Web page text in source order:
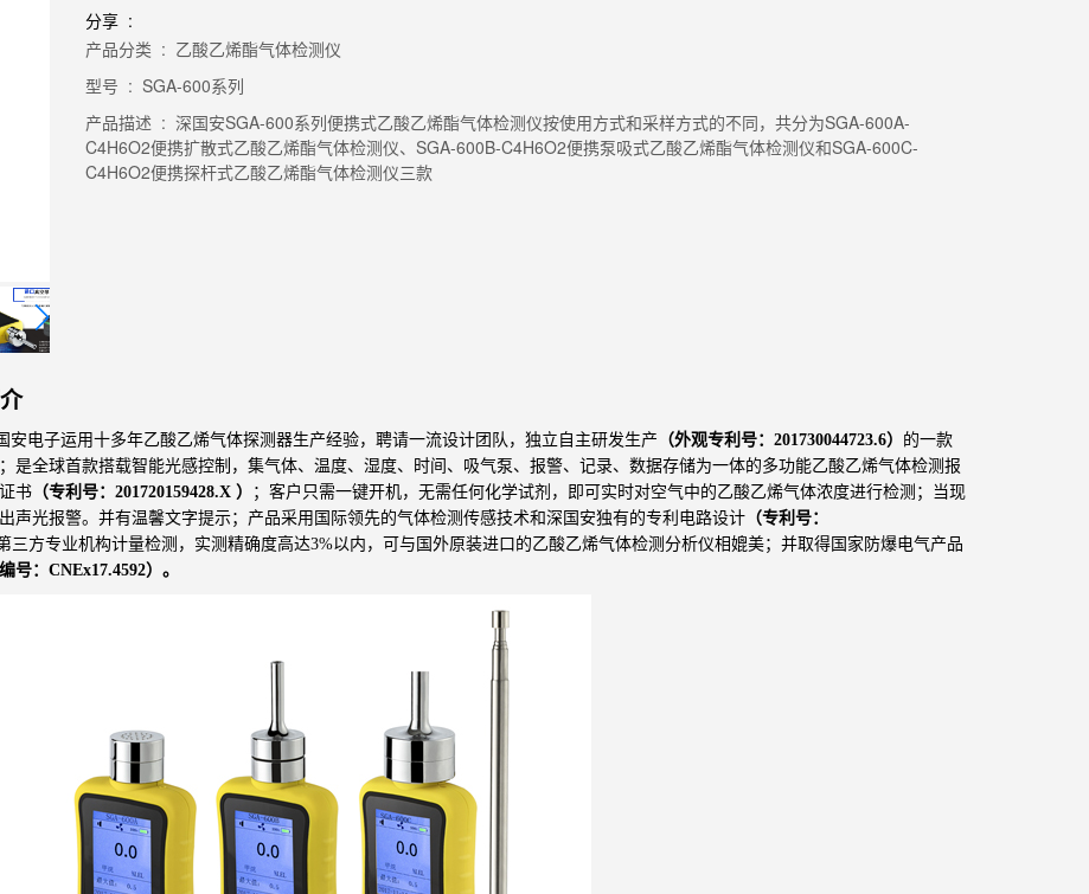
分享 :
产品分类 : 乙酸乙烯酯气体检测仪
型号 : SGA-600系列
产品描述 : 深国安SGA-600系列便携式乙酸乙烯酯气体检测仪按使用方式和采样方式的不同，共分为SGA-600A-
C4H6O2便携扩散式乙酸乙烯酯气体检测仪、SGA-600B-C4H6O2便携泵吸式乙酸乙烯酯气体检测仪和SGA-600C-
C4H6O2便携探杆式乙酸乙烯酯气体检测仪三款
安电子运用十多年乙酸乙烯气体探测器生产经验，聘请一流设计团队，独立自主研发生产 （外观专利号：201730044723.6） 的一款
是全球首款搭载智能光感控制，集气体、温度、湿度、时间、吸气泵、报警、记录、数据存储为一体的多功能乙酸乙烯气体检测报
书 （专利号： 201720159428.X ）
；客户只需一键开机，无需任何化学试剂，即可实时对空气中的乙酸乙烯气体浓度进行检测；当现
声光报警。并有温馨文字提示；产品采用国际领先的气体检测传感技术和深国安独有的专利电路设计 （专利号：
三方专业机构计量检测，实测精确度高达3%以内，可与国外原装进口的乙酸乙烯气体检测分析仪相媲美；并取得国家防爆电气产品
号： CNEx17.4592）。